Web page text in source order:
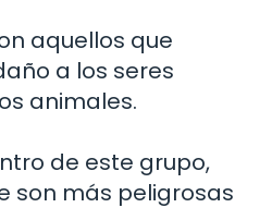
aquellos que
a los seres
animales.
de este grupo,
son más peligrosas